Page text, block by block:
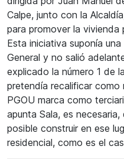
Calpe, junto con la
para promover la vivienda
Esta iniciativa suponía
General y no salió
explicado la número 1 de
pretendía recalificar como
PGOU marca como
apunta Sala, es
posible construir en ese
residencial, como es el